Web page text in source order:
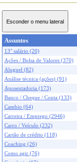
Assuntos
13° salário (20)
Ações / Bolsa de Valores (370)
Aluguel (82)
Análise técnica (ações) (91)
Aposentadoria (173)
Banco / Cheque / Conta (133)
Cambio (64)
Carreira / Emprego (2946)
Carro / Veículo (232)
Cartão de crédito (118)
Coaching (26)
Como agir (76)